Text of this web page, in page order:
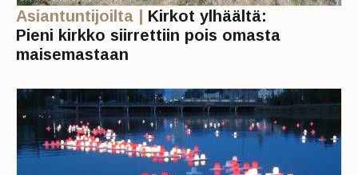
Asiantuntijoilta | Kirkot ylhäältä:
Pieni kirkko siirrettiin pois omasta
maisemastaan